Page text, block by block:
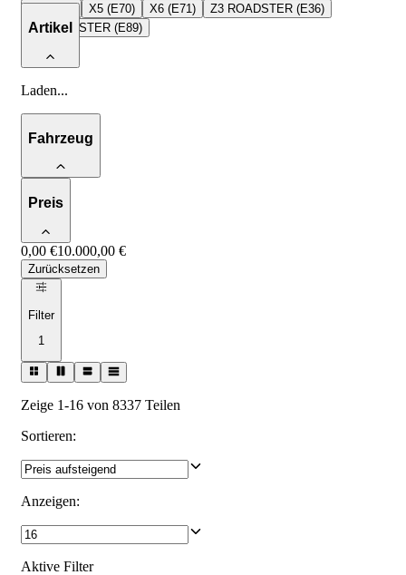
X5 (E70) X6 (E71)
Z3 ROADSTER (E36)
Z4 ROADSTER (E89)
Artikel
Laden...
Fahrzeug
Preis
0,00 €10.000,00 €
Zurücksetzen
Filter
1
Zeige 1-16 von 8337 Teilen
Sortieren:
Anzeigen:
Aktive Filter